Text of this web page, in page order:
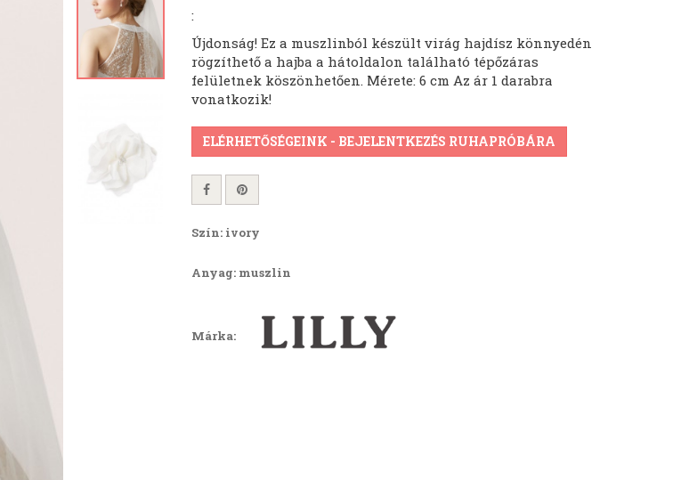
:
Újdonság! Ez a muszlinból készült virág hajdísz könnyedén
rögzíthető a hajba a hátoldalon található tépőzáras
felületnek köszönhetően. Mérete: 6 cm Az ár 1 darabra
vonatkozik!
ELÉRHETŐSÉGEINK - BEJELENTKEZÉS RUHAPRÓBÁRA
Szín: ivory
Anyag: muszlin
Márka: